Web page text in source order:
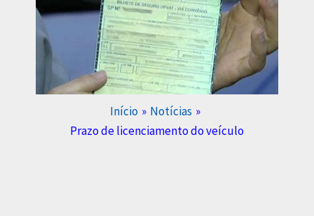
Início
Notícias
Prazo de licenciamento do veículo